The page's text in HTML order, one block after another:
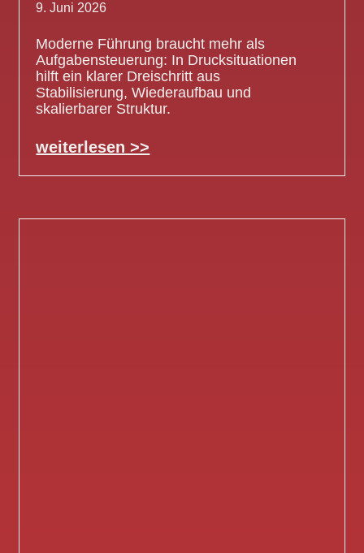
9. Juni 2026
Moderne Führung braucht mehr als
Aufgabensteuerung: In Drucksituationen
hilft ein klarer Dreischritt aus
Stabilisierung, Wiederaufbau und
skalierbarer Struktur.
weiterlesen >>